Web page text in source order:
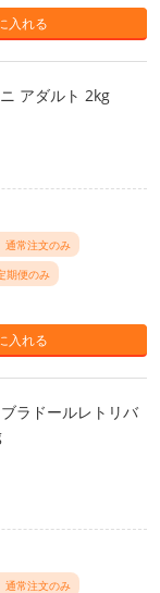
入れる
アダルト 2kg
通常注文のみ
期便のみ
入れる
ラドールレトリバ
通常注文のみ